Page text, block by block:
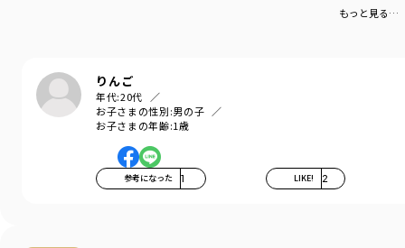
もっと見る…
りんご
年代:20代
お子さまの性別:男の子
お子さまの年齢:1歳
参考になった 1 LIKE! 2
おしりを包みこむ形状で、しゃがんだときに
ずれにくい安心設計です。
一部にオーガニックコットンを使用。
絶妙な「ヴィンテージ感」を出したデニムです。